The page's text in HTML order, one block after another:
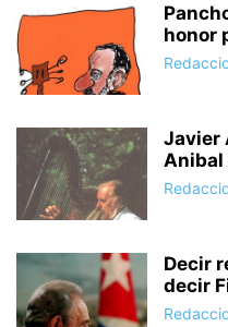
honor
Javier
Anibal
Decir
decir